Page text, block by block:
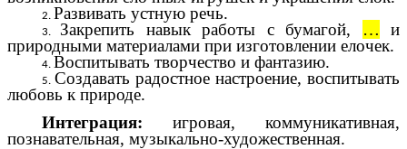
Развивать устную речь.
Закрепить навык работы с бумагой,
… и
природными материалами при изготовлении елочек.
Воспитывать творчество и фантазию.
Создавать радостное настроение, воспитывать
любовь к природе.
Интеграция: игровая, коммуникативная,
познавательная, музыкально-художественная.